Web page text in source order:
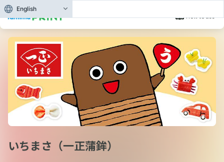
How to use
いちまさ（一正蒲鉾）
English